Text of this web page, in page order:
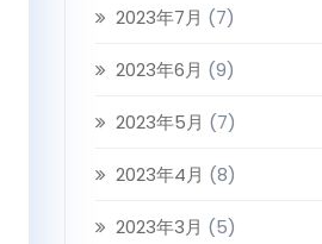
2023年7月 (7)
2023年6月 (9)
2023年5月 (7)
2023年4月 (8)
2023年3月 (5)